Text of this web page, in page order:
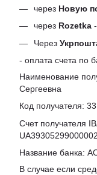
через Новую
через Rozetka
Через
- оплата счета по
Наименование
Сергеевна
Код получателя:
Счет получателя
Название банка:
В случае если